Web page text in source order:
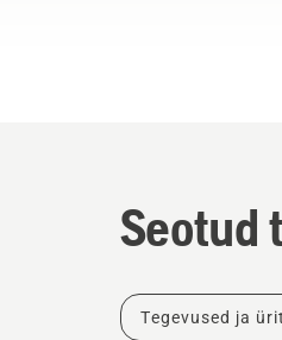
Seotud
Tegevused ja